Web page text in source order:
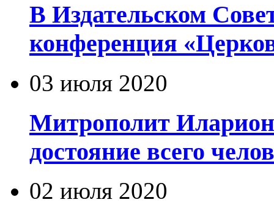
В Издательском
конференция
03 июля 2020
Митрополит
достояние всего
02 июля 2020